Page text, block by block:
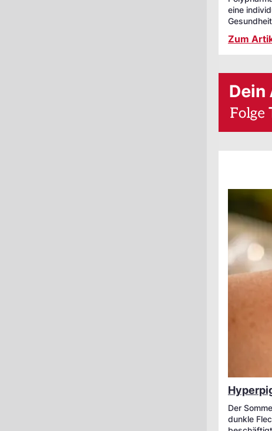
eine
Zum
Der
dunkle